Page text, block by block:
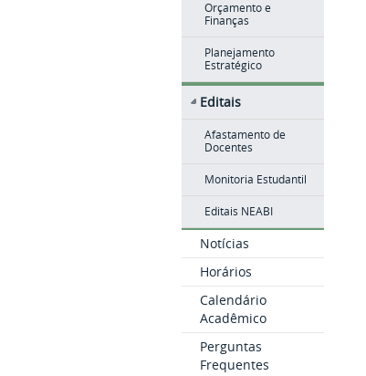
Orçamento e
Finanças
Planejamento
Estratégico
Editais
Afastamento de
Docentes
Monitoria Estudantil
Editais NEABI
Notícias
Horários
Calendário
Acadêmico
Perguntas
Frequentes